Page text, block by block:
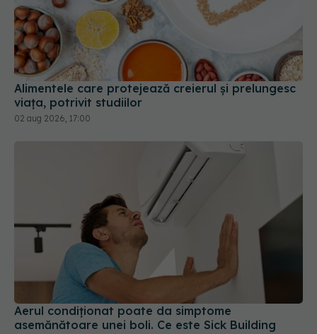
Alimentele care protejează creierul și prelungesc
viața, potrivit studiilor
02 aug 2026, 17:00
Aerul condiționat poate da simptome
asemănătoare unei boli. Ce este Sick Building
Syndrome